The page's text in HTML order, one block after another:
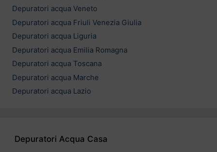
Depuratori acqua Veneto
Depuratori acqua Friuli Venezia Giulia
Depuratori acqua Liguria
Depuratori acqua Emilia Romagna
Depuratori acqua Toscana
Depuratori acqua Marche
Depuratori acqua Lazio
Depuratori Acqua Casa